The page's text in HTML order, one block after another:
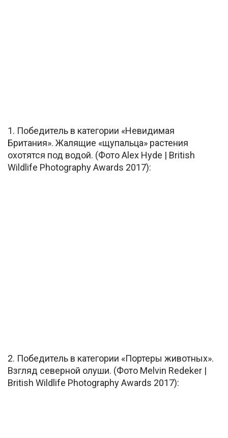
1. Победитель в категории «Невидимая
Британия». Жалящие «щупальца» растения
охотятся под водой. (Фото Alex Hyde | British
Wildlife Photography Awards 2017):
2. Победитель в категории «Портеры животных».
Взгляд северной олуши. (Фото Melvin Redeker |
British Wildlife Photography Awards 2017):